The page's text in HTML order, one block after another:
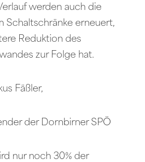
werden auch die
Schaltschränke erneuert,
Reduktion des
zur Folge hat.
Fäßler,
der Dornbirner SPÖ
nur noch 30% der